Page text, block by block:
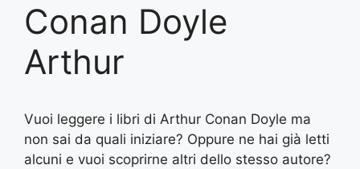
Conan Doyle
Arthur
Vuoi leggere i libri di Arthur Conan Doyle ma
non sai da quali iniziare? Oppure ne hai già letti
alcuni e vuoi scoprirne altri dello stesso autore?